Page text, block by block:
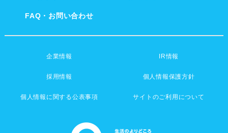
FAQ・お問い合わせ
企業情報 IR情報
採用情報 個人情報保護方針
個人情報に関する公表事項 サイトのご利用について